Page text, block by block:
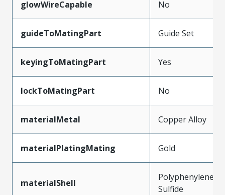
glowWireCapable No
guideToMatingPart Guide Set
keyingToMatingPart Yes
lockToMatingPart No
materialMetal Copper Alloy
materialPlatingMating Gold
materialShell
Polyphenylene
Sulfide